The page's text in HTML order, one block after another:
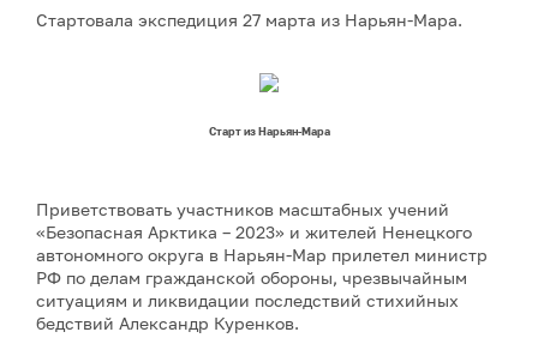
Стартовала экспедиция 27 марта из Нарьян-Мара.
Старт из Нарьян-Мара
Приветствовать участников масштабных учений
«Безопасная Арктика – 2023» и жителей Ненецкого
автономного округа в Нарьян-Мар прилетел министр
РФ по делам гражданской обороны, чрезвычайным
ситуациям и ликвидации последствий стихийных
бедствий Александр Куренков.